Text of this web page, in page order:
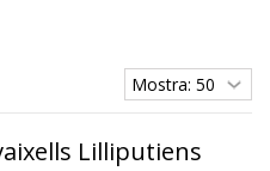
Lilliputiens